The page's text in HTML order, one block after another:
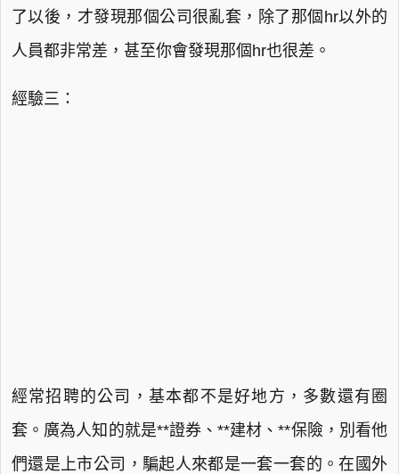
了以後，才發現那個公司很亂套，除了那個hr以外的
人員都非常差，甚至你會發現那個hr也很差。
經驗三：
經常招聘的公司，基本都不是好地方，多數還有圈
套。廣為人知的就是**證券、**建材、**保險，別看他
們還是上市公司，騙起人來都是一套一套的。在國外